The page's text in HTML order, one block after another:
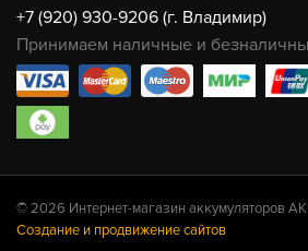
+7 (920) 930-9206 (г. Владимир)
Принимаем наличные и
© 2026 Интернет-магазин аккумуляторов
Создание и продвижение сайтов